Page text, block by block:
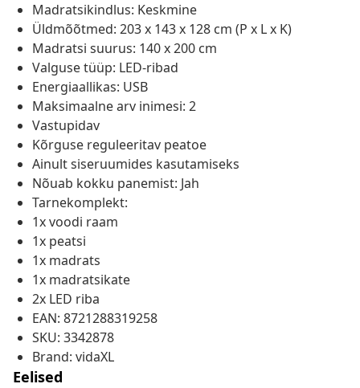
Madratsikindlus: Keskmine
Üldmõõtmed: 203 x 143 x 128 cm (P x L x K)
Madratsi suurus: 140 x 200 cm
Valguse tüüp: LED-ribad
Energiaallikas: USB
Maksimaalne arv inimesi: 2
Vastupidav
Kõrguse reguleeritav peatoe
Ainult siseruumides kasutamiseks
Nõuab kokku panemist: Jah
Tarnekomplekt:
1x voodi raam
1x peatsi
1x madrats
1x madratsikate
2x LED riba
EAN: 8721288319258
SKU: 3342878
Brand: vidaXL
Eelised